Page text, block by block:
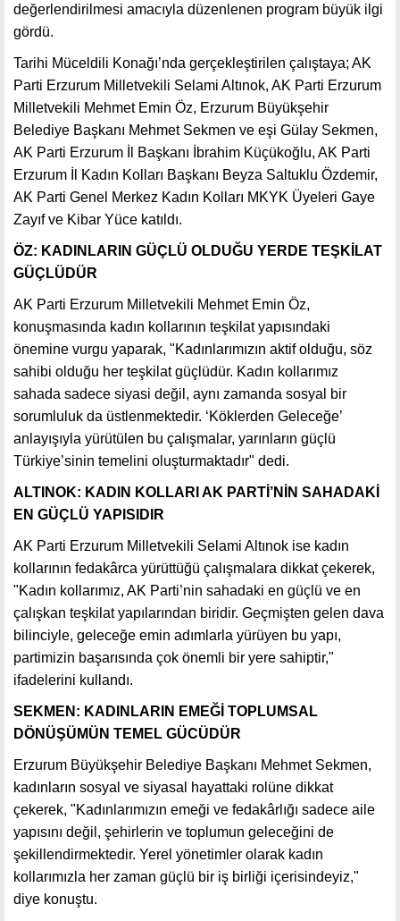
değerlendirilmesi amacıyla düzenlenen program büyük ilgi
gördü.
Tarihi Müceldili Konağı’nda gerçekleştirilen çalıştaya; AK
Parti Erzurum Milletvekili Selami Altınok, AK Parti Erzurum
Milletvekili Mehmet Emin Öz, Erzurum Büyükşehir
Belediye Başkanı Mehmet Sekmen ve eşi Gülay Sekmen,
AK Parti Erzurum İl Başkanı İbrahim Küçükoğlu, AK Parti
Erzurum İl Kadın Kolları Başkanı Beyza Saltuklu Özdemir,
AK Parti Genel Merkez Kadın Kolları MKYK Üyeleri Gaye
Zayıf ve Kibar Yüce katıldı.
ÖZ: KADINLARIN GÜÇLÜ OLDUĞU YERDE TEŞKİLAT
GÜÇLÜDÜR
AK Parti Erzurum Milletvekili Mehmet Emin Öz,
konuşmasında kadın kollarının teşkilat yapısındaki
önemine vurgu yaparak, "Kadınlarımızın aktif olduğu, söz
sahibi olduğu her teşkilat güçlüdür. Kadın kollarımız
sahada sadece siyasi değil, aynı zamanda sosyal bir
sorumluluk da üstlenmektedir. ‘Köklerden Geleceğe’
anlayışıyla yürütülen bu çalışmalar, yarınların güçlü
Türkiye’sinin temelini oluşturmaktadır" dedi.
ALTINOK: KADIN KOLLARI AK PARTİ’NİN SAHADAKİ
EN GÜÇLÜ YAPISIDIR
AK Parti Erzurum Milletvekili Selami Altınok ise kadın
kollarının fedakârca yürüttüğü çalışmalara dikkat çekerek,
"Kadın kollarımız, AK Parti’nin sahadaki en güçlü ve en
çalışkan teşkilat yapılarından biridir. Geçmişten gelen dava
bilinciyle, geleceğe emin adımlarla yürüyen bu yapı,
partimizin başarısında çok önemli bir yere sahiptir,"
ifadelerini kullandı.
SEKMEN: KADINLARIN EMEĞİ TOPLUMSAL
DÖNÜŞÜMÜN TEMEL GÜCÜDÜR
Erzurum Büyükşehir Belediye Başkanı Mehmet Sekmen,
kadınların sosyal ve siyasal hayattaki rolüne dikkat
çekerek, "Kadınlarımızın emeği ve fedakârlığı sadece aile
yapısını değil, şehirlerin ve toplumun geleceğini de
şekillendirmektedir. Yerel yönetimler olarak kadın
kollarımızla her zaman güçlü bir iş birliği içerisindeyiz,"
diye konuştu.